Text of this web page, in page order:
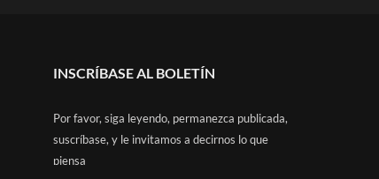
INSCRÍBASE AL BOLETÍN
Por favor, siga leyendo, permanezca publicada,
suscríbase, y le invitamos a decirnos lo que
piensa